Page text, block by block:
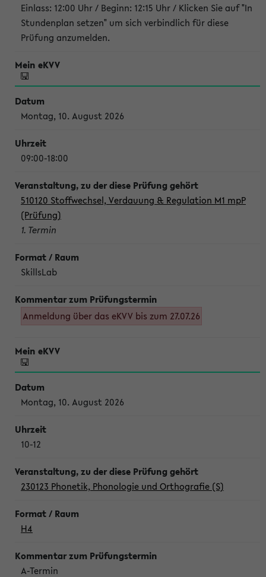
Einlass: 12:00 Uhr / Beginn: 12:15 Uhr / Klicken Sie auf "In
Stundenplan setzen" um sich verbindlich für diese
Prüfung anzumelden.
Montag, 10. August 2026
09:00-18:00
510120 Stoffwechsel, Verdauung & Regulation M1 mpP
(Prüfung)
1. Termin
SkillsLab
Anmeldung über das eKVV bis zum 27.07.26
Montag, 10. August 2026
10-12
230123 Phonetik, Phonologie und Orthografie (S)
H4
A-Termin